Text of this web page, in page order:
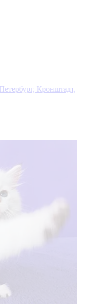
Кронштадт,